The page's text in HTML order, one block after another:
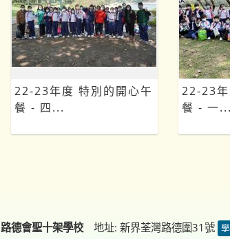
22-23年度 特別的開心午
餐 - 四...
22-23
餐 - 一...
路德會聖十架學校 地址: 新界荃灣路德圍31號